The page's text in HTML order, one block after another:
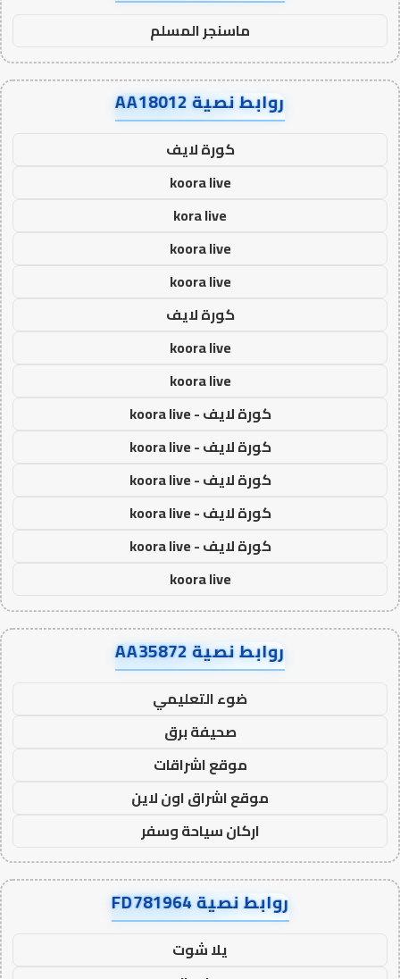
ماسنجر المسلم
روابط نصية AA18012
كورة لايف
koora live
kora live
koora live
koora live
كورة لايف
koora live
koora live
كورة لايف - koora live
كورة لايف - koora live
كورة لايف - koora live
كورة لايف - koora live
كورة لايف - koora live
koora live
روابط نصية AA35872
ضوء التعليمي
صحيفة برق
موقع اشراقات
موقع اشراق اون لاين
اركان سياحة وسفر
روابط نصية FD781964
يلا شوت